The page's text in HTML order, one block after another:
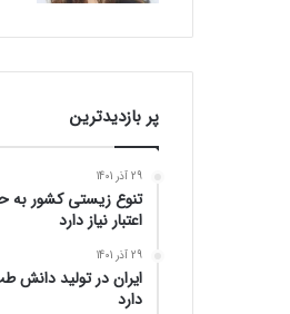
پر بازدیدترین
29 آذر 1401
اعتبار نیاز دارد
29 آذر 1401
ایران در تولید دانش
دارد